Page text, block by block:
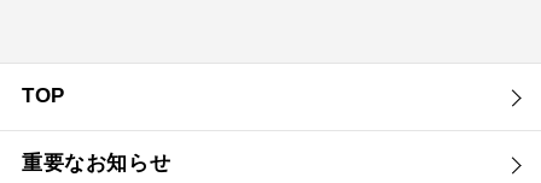
TOP
重要なお知らせ